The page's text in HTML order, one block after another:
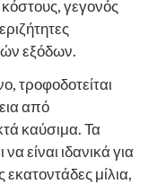
γεγονός
εξόδων.
τροφοδοτείται
από
καύσιμα. Τα
είναι ιδανικά για
μίλια,